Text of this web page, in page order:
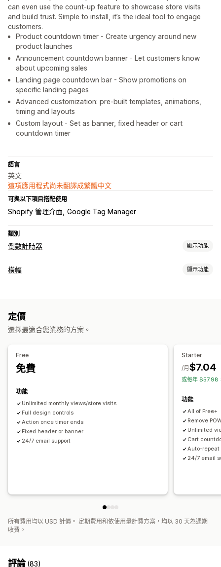
can even use the count-up feature to showcase store visits
and build trust. Simple to install, it’s the ideal tool to engage
customers.
Product countdown timer - Create urgency around new
product launches
Announcement countdown banner - Let customers know
about upcoming sales
Landing page countdown bar - Show promotions on
specific landing pages
Advanced customization: pre-built templates, animations,
timing and layouts
Custom layout - Set as banner, fixed header or cart
countdown timer
語言
英文
這項應用程式尚未翻譯成繁體中文
可與以下項目搭配使用
Shopify 管理介面 Google Tag Manager
類別
倒數計時器 顯示功能
顯示選項
計時選項
定期 已排程 日期範圍
每日優惠
橫幅 顯示功能
分析與報告
定價
選擇最適合您業務的方案。
Free
免費
功能
Unlimited monthly views/store visits
Full design controls
Action once timer ends
Fixed header or banner
24/7 email support
Starter
$7.04
/月
或每年 $57.98
功能
All of Free+
Remove
Unlimited
Cart
Auto-repeat
24/7 email
所有費用均以 USD 計價。 定期費用和依使用量計費方案，均以 30 天為週期
收費。
評論(83)